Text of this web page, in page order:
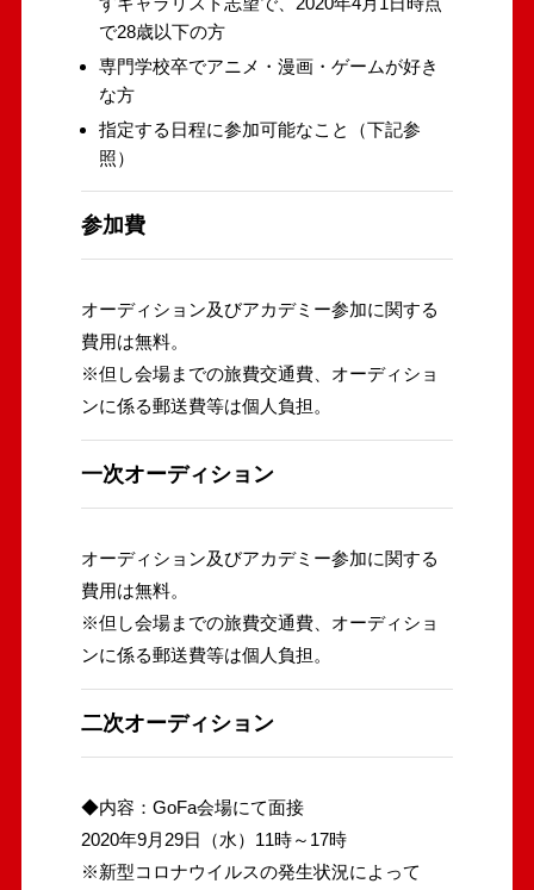
で28歳以下の方
専門学校卒でアニメ・漫画・ゲームが好き
な方
指定する日程に参加可能なこと（下記参
照）
参加費
オーディション及びアカデミー参加に関する
費用は無料。
※但し会場までの旅費交通費、オーディショ
ンに係る郵送費等は個人負担。
一次オーディション
オーディション及びアカデミー参加に関する
費用は無料。
※但し会場までの旅費交通費、オーディショ
ンに係る郵送費等は個人負担。
二次オーディション
◆内容：GoFa会場にて面接
2020年9月29日（水）11時～17時
※新型コロナウイルスの発生状況によって